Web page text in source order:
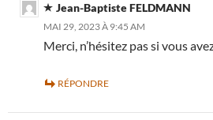
Jean-Baptiste FELDMANN
MAI 29, 2023 À 9:45 AM
Merci, n’hésitez pas si vous
RÉPONDRE